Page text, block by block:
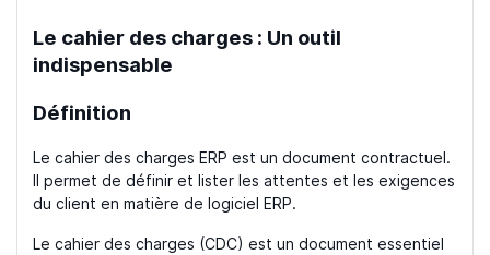
Le cahier des charges : Un outil
indispensable
Définition
Le cahier des charges ERP est un document contractuel.
Il permet de définir et lister les attentes et les exigences
du client en matière de logiciel ERP.
Le cahier des charges (CDC) est un document essentiel